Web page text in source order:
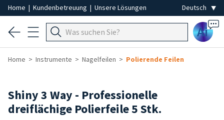
Home | Kundenbetreuung | Unsere Lösungen
Ai
Home Instrumente Nagelfeilen Polierende Feilen
Shiny 3 Way - Professionelle
dreiflächige Polierfeile 5 Stk.